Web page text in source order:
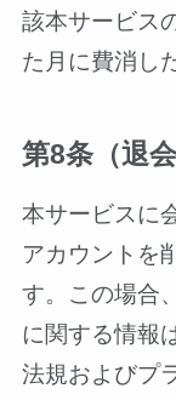
該本サービス
た月に費消し
第8条（退
本サービスに
アカウントを
す。この場合
に関する情報
法規およびプ